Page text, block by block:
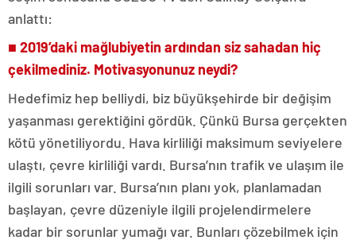
anlattı:
■ 2019’daki mağlubiyetin ardından siz sahadan hiç
çekilmediniz. Motivasyonunuz neydi?
Hedefimiz hep belliydi, biz büyükşehirde bir değişim
yaşanması gerektiğini gördük. Çünkü Bursa gerçekten
kötü yönetiliyordu. Hava kirliliği maksimum seviyelere
ulaştı, çevre kirliliği vardı. Bursa’nın trafik ve ulaşım ile
ilgili sorunları var. Bursa’nın planı yok, planlamadan
başlayan, çevre düzeniyle ilgili projelendirmelere
kadar bir sorunlar yumağı var. Bunları çözebilmek için